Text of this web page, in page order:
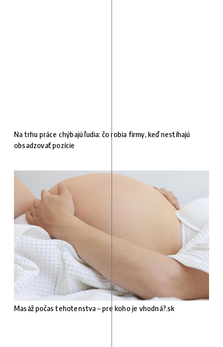
Na trhu práce chýbajú ľudia: čo robia firmy, keď nestíhajú
obsadzovať pozície
Masáž počas tehotenstva – pre koho je vhodná?.sk